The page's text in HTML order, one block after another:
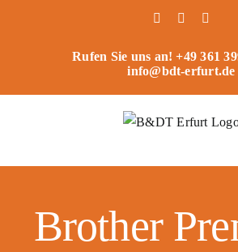
FacebookInstagram
Rufen Sie uns an! +49 361
info@bdt-erfurt.de
Brother